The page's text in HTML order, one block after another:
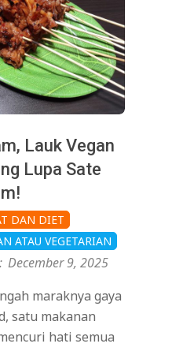
Lauk Vegan
Lupa Sate
DAN DIET
ATAU VEGETARIAN
December 9, 2025
maraknya gaya
satu makanan
hati semua